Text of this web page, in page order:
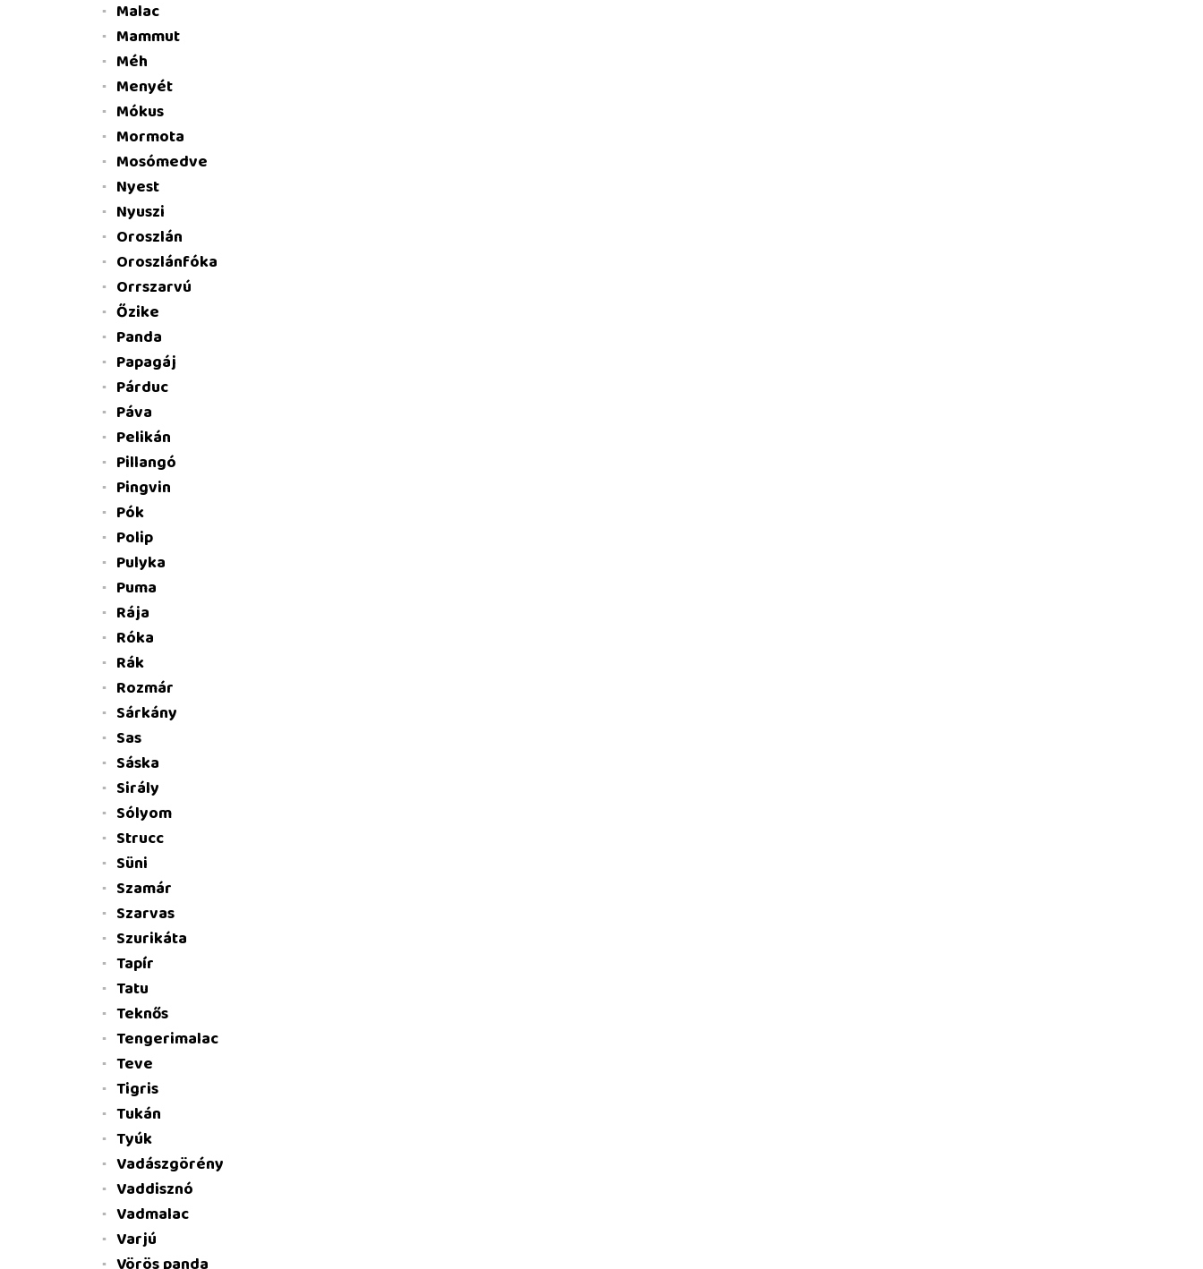
Malac
Mammut
Méh
Menyét
Mókus
Mormota
Mosómedve
Nyest
Nyuszi
Oroszlán
Oroszlánfóka
Orrszarvú
Őzike
Panda
Papagáj
Párduc
Páva
Pelikán
Pillangó
Pingvin
Pók
Polip
Pulyka
Puma
Rája
Róka
Rák
Rozmár
Sárkány
Sas
Sáska
Sirály
Sólyom
Strucc
Süni
Szamár
Szarvas
Szurikáta
Tapír
Tatu
Teknős
Tengerimalac
Teve
Tigris
Tukán
Tyúk
Vadászgörény
Vaddisznó
Vadmalac
Varjú